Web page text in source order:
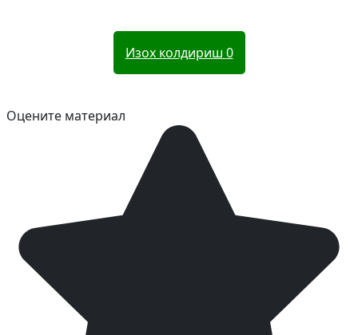
Изох колдириш 0
Оцените материал